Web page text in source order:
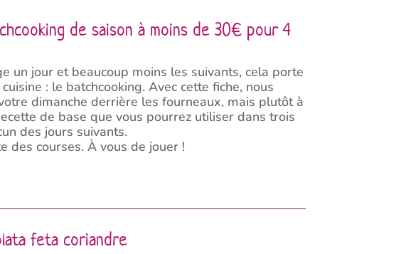
de saison à moins de 30€ pour 4
un jour et beaucoup moins les suivants, cela porte
: le batchcooking. Avec cette fiche, nous
dimanche derrière les fourneaux, mais plutôt à
de base que vous pourrez utiliser dans trois
des jours suivants.
des courses. À vous de jouer !
feta coriandre